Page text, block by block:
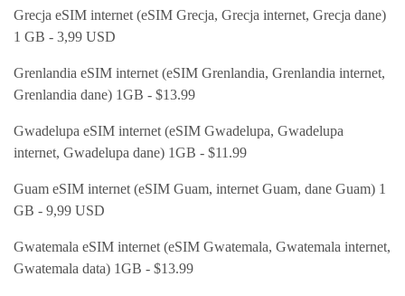
Grecja eSIM internet (eSIM Grecja, Grecja internet, Grecja dane)
1 GB - 3,99 USD
Grenlandia eSIM internet (eSIM Grenlandia, Grenlandia internet,
Grenlandia dane) 1GB - $13.99
Gwadelupa eSIM internet (eSIM Gwadelupa, Gwadelupa
internet, Gwadelupa dane) 1GB - $11.99
Guam eSIM internet (eSIM Guam, internet Guam, dane Guam) 1
GB - 9,99 USD
Gwatemala eSIM internet (eSIM Gwatemala, Gwatemala internet,
Gwatemala data) 1GB - $13.99